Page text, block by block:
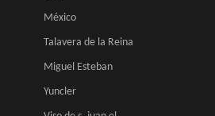
México
Talavera de la Reina
Miguel Esteban
Yuncler